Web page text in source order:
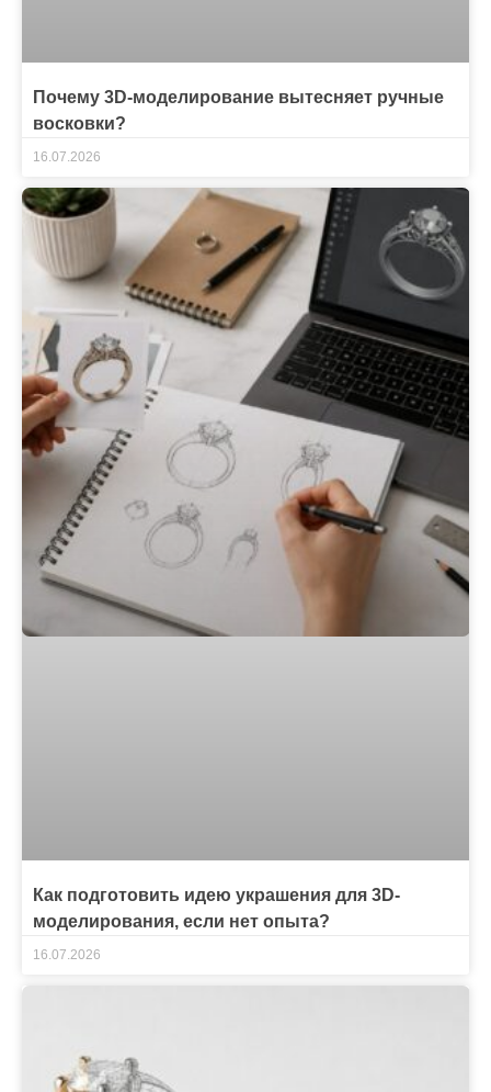
Почему 3D-моделирование вытесняет ручные
восковки?
16.07.2026
Как подготовить идею украшения для 3D-
моделирования, если нет опыта?
16.07.2026